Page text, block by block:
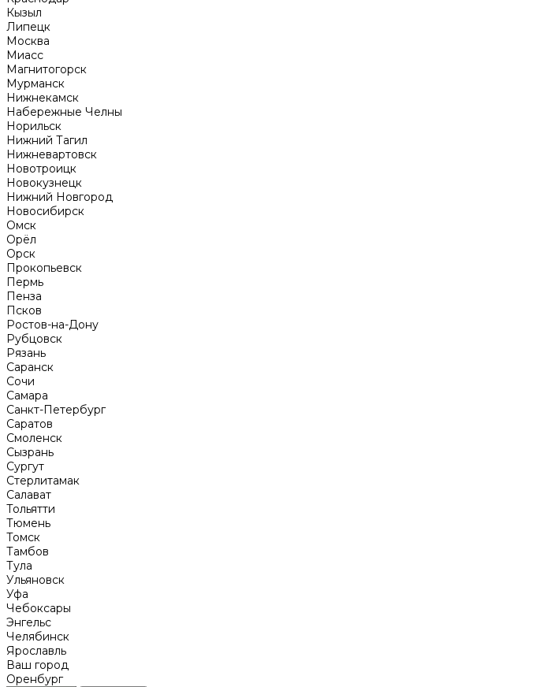
Кызыл
Липецк
Москва
Миасс
Магнитогорск
Мурманск
Нижнекамск
Набережные Челны
Норильск
Нижний Тагил
Нижневартовск
Новотроицк
Новокузнецк
Нижний Новгород
Новосибирск
Омск
Орёл
Орск
Прокопьевск
Пермь
Пенза
Псков
Ростов-на-Дону
Рубцовск
Рязань
Саранск
Сочи
Самара
Санкт-Петербург
Саратов
Смоленск
Сызрань
Сургут
Стерлитамак
Салават
Тольятти
Тюмень
Томск
Тамбов
Тула
Ульяновск
Уфа
Чебоксары
Энгельс
Челябинск
Ярославль
Ваш город
Оренбург